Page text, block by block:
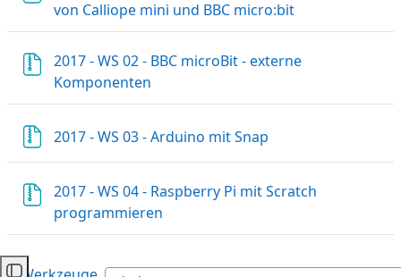
von Calliope mini und BBC micro:bit
2017 - WS 02 - BBC microBit - externe
Komponenten
2017 - WS 03 - Arduino mit Snap
2017 - WS 04 - Raspberry Pi mit Scratch
programmieren